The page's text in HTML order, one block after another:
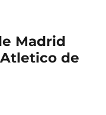
Madrid
de